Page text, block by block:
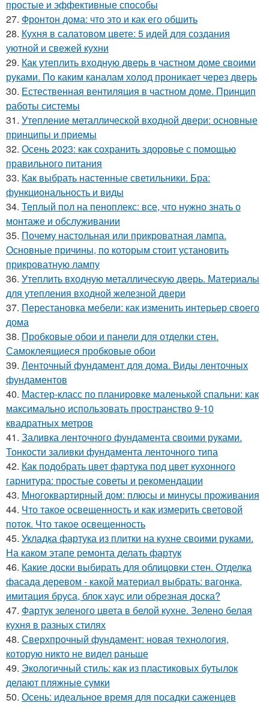
простые и эффективные способы
27. Фронтон дома: что это и как его обшить
28. Кухня в салатовом цвете: 5 идей для создания
уютной и свежей кухни
29. Как утеплить входную дверь в частном доме своими
руками. По каким каналам холод проникает через дверь
30. Естественная вентиляция в частном доме. Принцип
работы системы
31. Утепление металлической входной двери: основные
принципы и приемы
32. Осень 2023: как сохранить здоровье с помощью
правильного питания
33. Как выбрать настенные светильники. Бра:
функциональность и виды
34. Теплый пол на пеноплекс: все, что нужно знать о
монтаже и обслуживании
35. Почему настольная или прикроватная лампа.
Основные причины, по которым стоит установить
прикроватную лампу
36. Утеплить входную металлическую дверь. Материалы
для утепления входной железной двери
37. Перестановка мебели: как изменить интерьер своего
дома
38. Пробковые обои и панели для отделки стен.
Самоклеящиеся пробковые обои
39. Ленточный фундамент для дома. Виды ленточных
фундаментов
40. Мастер-класс по планировке маленькой спальни: как
максимально использовать пространство 9-10
квадратных метров
41. Заливка ленточного фундамента своими руками.
Тонкости заливки фундамента ленточного типа
42. Как подобрать цвет фартука под цвет кухонного
гарнитура: простые советы и рекомендации
43. Многоквартирный дом: плюсы и минусы проживания
44. Что такое освещенность и как измерить световой
поток. Что такое освещенность
45. Укладка фартука из плитки на кухне своими руками.
На каком этапе ремонта делать фартук
46. Какие доски выбирать для облицовки стен. Отделка
фасада деревом - какой материал выбрать: вагонка,
имитация бруса, блок хаус или обрезная доска?
47. Фартук зеленого цвета в белой кухне. Зелено белая
кухня в разных стилях
48. Сверхпрочный фундамент: новая технология,
которую никто не видел раньше
49. Экологичный стиль: как из пластиковых бутылок
делают пляжные сумки
50. Осень: идеальное время для посадки саженцев